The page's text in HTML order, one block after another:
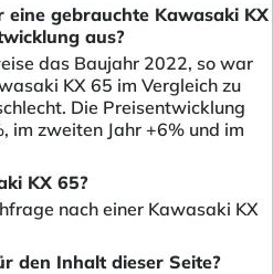
gebrauchte Kawasaki KX
aus?
das Baujahr 2022, so war
KX 65 im Vergleich zu
Die Preisentwicklung
im zweiten Jahr +6% und im
KX 65?
nach einer Kawasaki KX
den Inhalt dieser Seite?